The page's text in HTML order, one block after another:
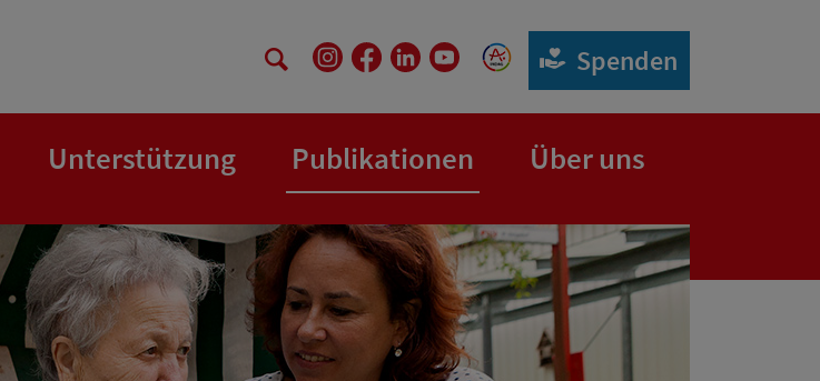
Spenden
Unterstützung Publikationen(aktuelle Seite)
Über uns